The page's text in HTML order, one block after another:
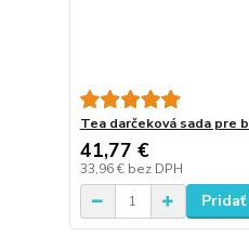
Tea darčeková sada pre
41,77 €
33,96 € bez DPH